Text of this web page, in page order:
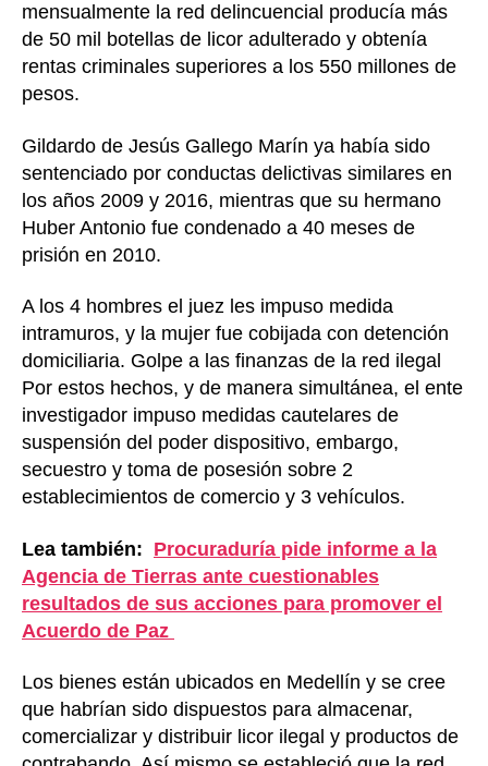
mensualmente la red delincuencial producía más
de 50 mil botellas de licor adulterado y obtenía
rentas criminales superiores a los 550 millones de
pesos.
Gildardo de Jesús Gallego Marín ya había sido
sentenciado por conductas delictivas similares en
los años 2009 y 2016, mientras que su hermano
Huber Antonio fue condenado a 40 meses de
prisión en 2010.
A los 4 hombres el juez les impuso medida
intramuros, y la mujer fue cobijada con detención
domiciliaria. Golpe a las finanzas de la red ilegal
Por estos hechos, y de manera simultánea, el ente
investigador impuso medidas cautelares de
suspensión del poder dispositivo, embargo,
secuestro y toma de posesión sobre 2
establecimientos de comercio y 3 vehículos.
Lea también: Procuraduría pide informe a la
Agencia de Tierras ante cuestionables
resultados de sus acciones para promover el
Acuerdo de Paz
Los bienes están ubicados en Medellín y se cree
que habrían sido dispuestos para almacenar,
comercializar y distribuir licor ilegal y productos de